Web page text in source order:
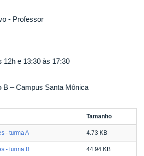
- Professor
12h e 13:30 às 17:30
B – Campus Santa Mônica
Tamanho
- turma A 4.73 KB
- turma B 44.94 KB